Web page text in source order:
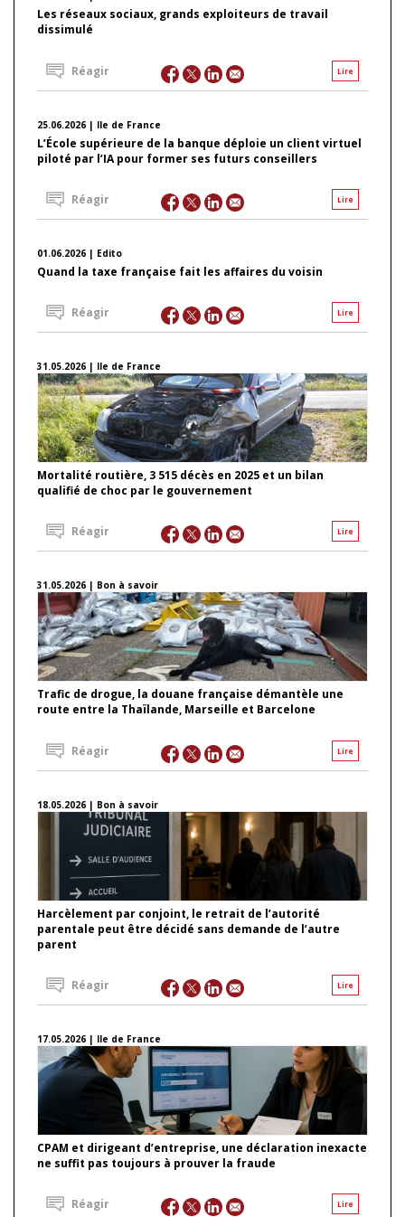
Les réseaux sociaux, grands exploiteurs de travail
dissimulé
Lire
Réagir
25.06.2026 | Ile de France
L’École supérieure de la banque déploie un client virtuel
piloté par l’IA pour former ses futurs conseillers
Lire
Réagir
01.06.2026 | Edito
Quand la taxe française fait les affaires du voisin
Lire
Réagir
31.05.2026 | Ile de France
Mortalité routière, 3 515 décès en 2025 et un bilan
qualifié de choc par le gouvernement
Lire
Réagir
31.05.2026 | Bon à savoir
Trafic de drogue, la douane française démantèle une
route entre la Thaïlande, Marseille et Barcelone
Lire
Réagir
18.05.2026 | Bon à savoir
Harcèlement par conjoint, le retrait de l’autorité
parentale peut être décidé sans demande de l’autre
parent
Lire
Réagir
17.05.2026 | Ile de France
CPAM et dirigeant d’entreprise, une déclaration inexacte
ne suffit pas toujours à prouver la fraude
Lire
Réagir